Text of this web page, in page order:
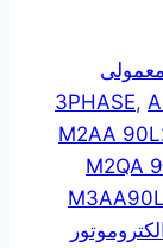
معمولی
3PHASE,
M2AA
M2QA